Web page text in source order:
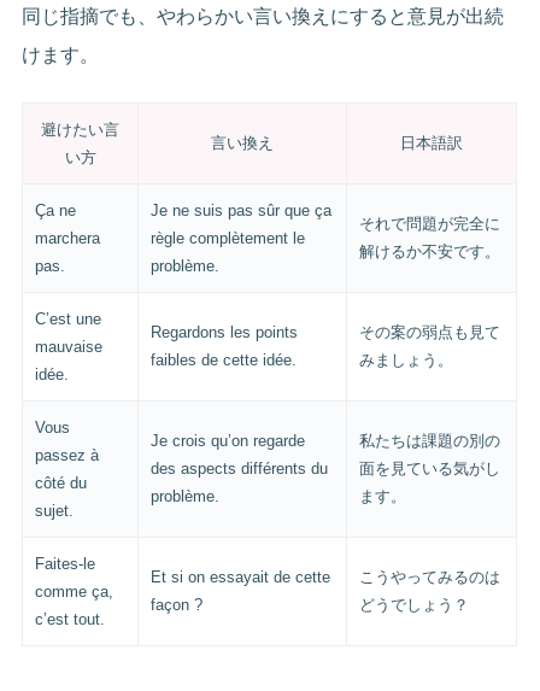
同じ指摘でも、やわらかい言い換えにすると意見が出続
けます。
避けたい言
い方
言い換え 日本語訳
Ça ne
marchera
pas.
Je ne suis pas sûr que ça
règle complètement le
problème.
それで問題が完全に
解けるか不安です。
C’est une
mauvaise
idée.
Regardons les points
faibles de cette idée.
その案の弱点も見て
みましょう。
Vous
passez à
côté du
sujet.
Je crois qu’on regarde
des aspects différents du
problème.
私たちは課題の別の
面を見ている気がし
ます。
Faites-le
comme ça,
c’est tout.
Et si on essayait de cette
façon ?
こうやってみるのは
どうでしょう？